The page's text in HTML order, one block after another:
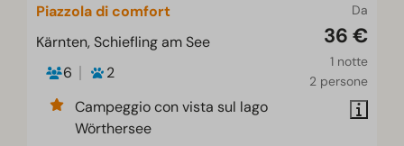
Da
36 €
1 notte
2 persone
Piazzola di comfort
Kärnten, Schiefling am See
6
2
Campeggio con vista sul lago
Wörthersee